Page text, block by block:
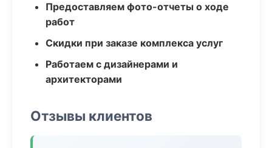
Предоставляем фото-отчеты о ходе
работ
Скидки при заказе комплекса услуг
Работаем с дизайнерами и
архитекторами
Отзывы клиентов